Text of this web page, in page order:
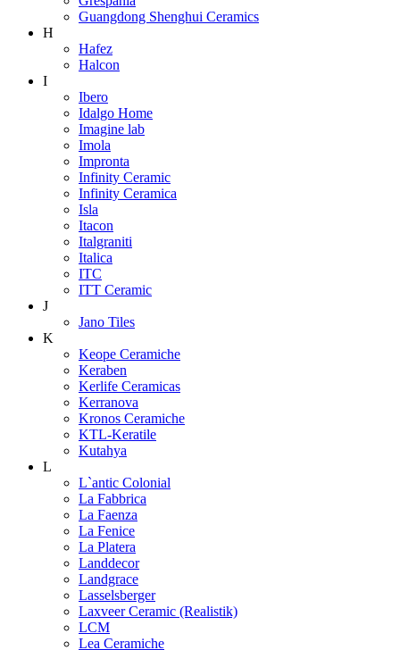
Guangdong Shenghui Ceramics
H
Hafez
Halcon
I
Ibero
Idalgo Home
Imagine lab
Imola
Impronta
Infinity Ceramic
Infinity Ceramica
Isla
Itacon
Italgraniti
Italica
ITC
ITT Ceramic
J
Jano Tiles
K
Keope Ceramiche
Keraben
Kerlife Ceramicas
Kerranova
Kronos Ceramiche
KTL-Keratile
Kutahya
L
L`antic Colonial
La Fabbrica
La Faenza
La Fenice
La Platera
Landdecor
Landgrace
Lasselsberger
Laxveer Ceramic (Realistik)
LCM
Lea Ceramiche